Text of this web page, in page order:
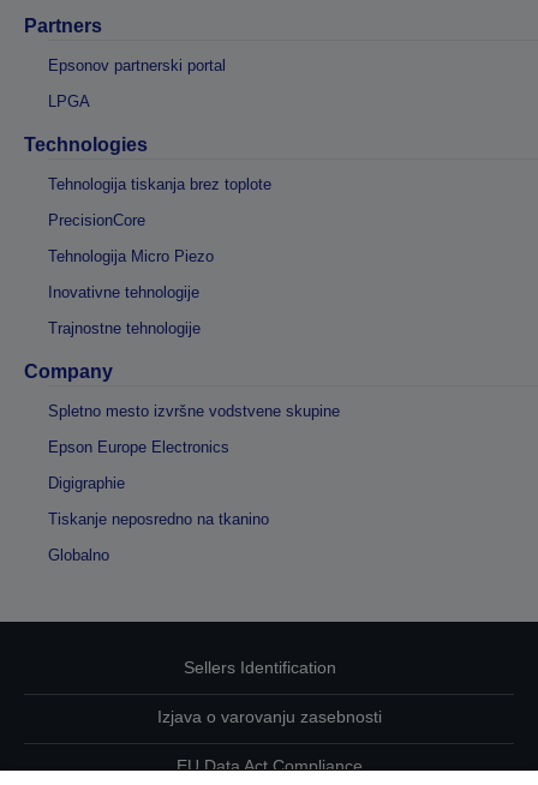
Partners
Epsonov partnerski portal
LPGA
Technologies
Tehnologija tiskanja brez toplote
PrecisionCore
Tehnologija Micro Piezo
Inovativne tehnologije
Trajnostne tehnologije
Company
Spletno mesto izvršne vodstvene skupine
Epson Europe Electronics
Digigraphie
Tiskanje neposredno na tkanino
Globalno
Sellers Identification
Izjava o varovanju zasebnosti
EU Data Act Compliance